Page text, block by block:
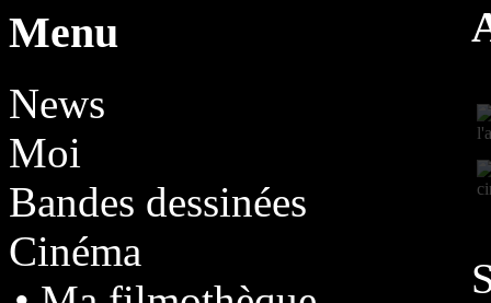
Menu
News
Moi
Bandes dessinées
Cinéma